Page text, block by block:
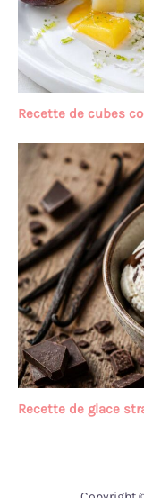
Recette de cubes
Recette de glace